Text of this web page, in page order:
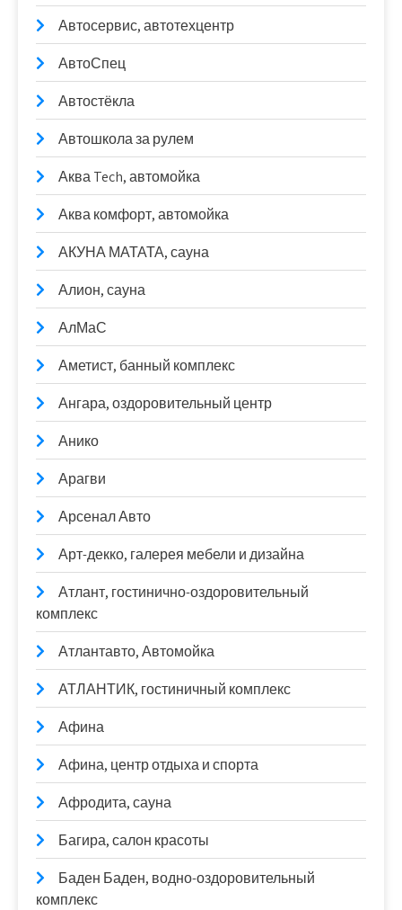
Автосервис, автотехцентр
АвтоСпец
Автостёкла
Автошкола за рулем
Аква Tech, автомойка
Аква комфорт, автомойка
АКУНА МАТАТА, сауна
Алион, сауна
АлМаС
Аметист, банный комплекс
Ангара, оздоровительный центр
Анико
Арагви
Арсенал Авто
Арт-декко, галерея мебели и дизайна
Атлант, гостинично-оздоровительный
комплекс
Атлантавто, Автомойка
АТЛАНТИК, гостиничный комплекс
Афина
Афина, центр отдыха и спорта
Афродита, сауна
Багира, салон красоты
Баден Баден, водно-оздоровительный
комплекс